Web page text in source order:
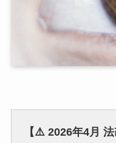
【⚠️ 2026年4月 法